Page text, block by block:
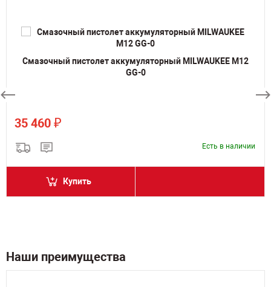
Смазочный пистолет аккумуляторный MILWAUKEE M12
GG-0
35 460 ₽
Есть в наличии
Купить
Наши преимущества